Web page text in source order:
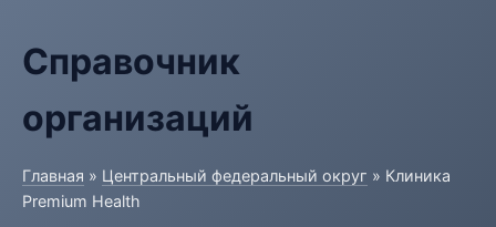
Справочник
организаций
Главная » Центральный федеральный округ » Клиника
Premium Health